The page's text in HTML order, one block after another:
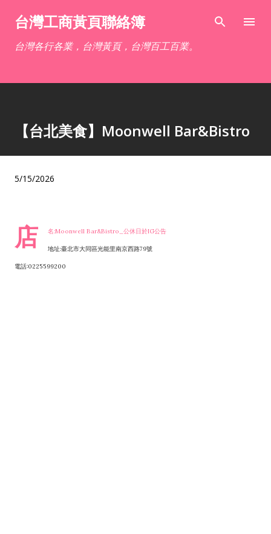
跳到主要內容
台灣工商黃頁聯絡簿
台灣各行各業，台灣黃頁，台灣百工百業。
【台北美食】Moonwell Bar&Bistro
5/15/2026
店 名:Moonwell Bar&Bistro_公休日於IG公告
地址:臺北市大同區光能里南京西路79號
電話:0225599200